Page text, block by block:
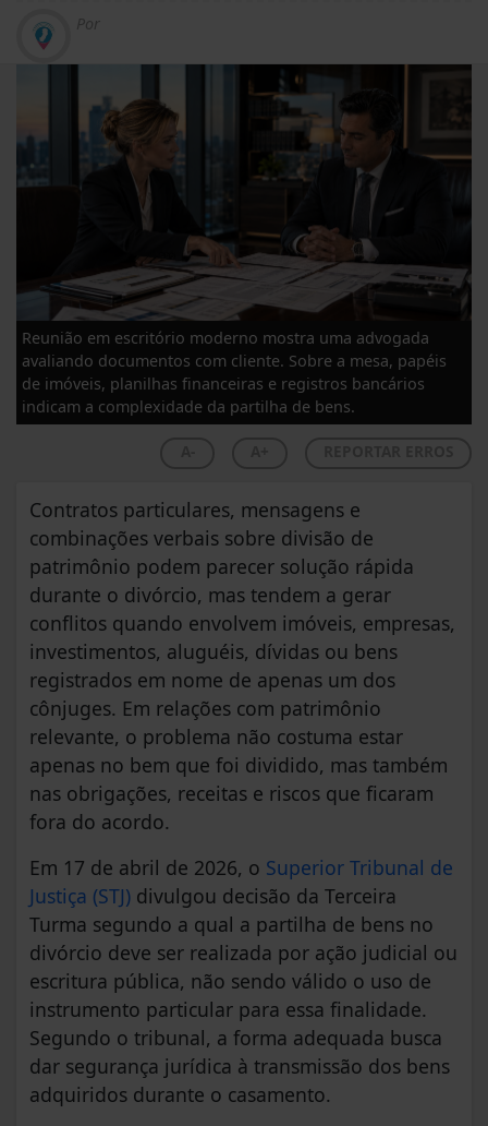
Por
Reunião em escritório moderno mostra uma advogada
avaliando documentos com cliente. Sobre a mesa, papéis
de imóveis, planilhas financeiras e registros bancários
indicam a complexidade da partilha de bens.
Contratos particulares, mensagens e
combinações verbais sobre divisão de
patrimônio podem parecer solução rápida
durante o divórcio, mas tendem a gerar
conflitos quando envolvem imóveis, empresas,
investimentos, aluguéis, dívidas ou bens
registrados em nome de apenas um dos
cônjuges. Em relações com patrimônio
relevante, o problema não costuma estar
apenas no bem que foi dividido, mas também
nas obrigações, receitas e riscos que ficaram
fora do acordo.
Em 17 de abril de 2026, o Superior Tribunal de
Justiça (STJ) divulgou decisão da Terceira
Turma segundo a qual a partilha de bens no
divórcio deve ser realizada por ação judicial ou
escritura pública, não sendo válido o uso de
instrumento particular para essa finalidade.
Segundo o tribunal, a forma adequada busca
dar segurança jurídica à transmissão dos bens
adquiridos durante o casamento.